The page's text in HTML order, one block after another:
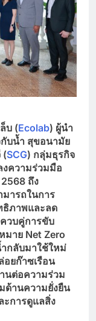
บ (Ecolab) ผู้นำ
บน้ำ สุขอนามัย
(SCG) กลุ่มธุรกิจ
ความร่วมมือ
2568 ถึง
มารถในการ
ธิภาพและลด
ควบคู่การขับ
มาย Net Zero
กลับมาใช้ใหม่
อยก๊าซเรือน
นต่อความร่วม
ด้านความยั่งยืน
ะการดูแลสิ่ง